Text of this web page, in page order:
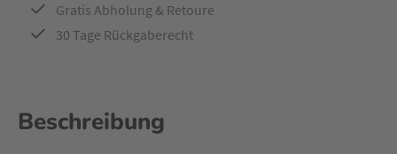
Gratis Abholung & Retoure
30 Tage Rückgaberecht
Beschreibung